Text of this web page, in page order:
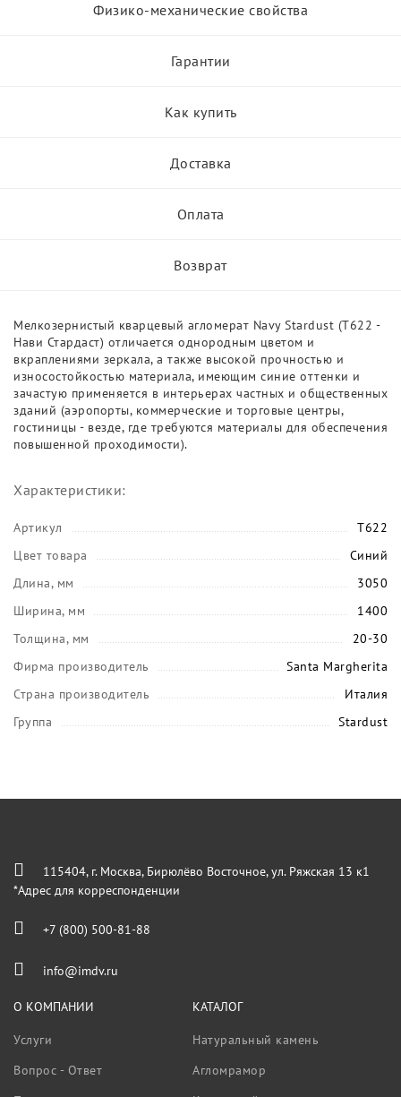
Физико-механические свойства
Гарантии
Как купить
Доставка
Оплата
Возврат
Мелкозернистый кварцевый агломерат Navy Stardust (T622 -
Нави Стардаст) отличается однородным цветом и
вкраплениями зеркала, а также высокой прочностью и
износостойкостью материала, имеющим синие оттенки и
зачастую применяется в интерьерах частных и общественных
зданий (аэропорты, коммерческие и торговые центры,
гостиницы - везде, где требуются материалы для обеспечения
повышенной проходимости).
Характеристики:
Артикул
T622
Цвет товара
Синий
Длина, мм
3050
Ширина, мм
1400
Толщина, мм
20-30
Фирма производитель
Santa Margherita
Страна производитель
Италия
Группа
Stardust
115404, г. Москва, Бирюлёво Восточное, ул. Ряжская 13 к1
*Адрес для корреспонденции
+7 (800) 500-81-88
info@imdv.ru
О КОМПАНИИ
Услуги
Вопрос - Ответ
КАТАЛОГ
Натуральный камень
Агломрамор